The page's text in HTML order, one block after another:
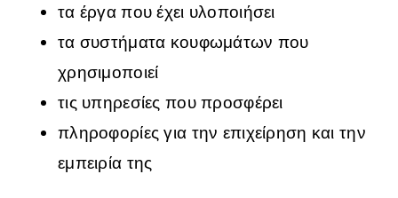
τα έργα που έχει υλοποιήσει
τα συστήματα κουφωμάτων που
χρησιμοποιεί
τις υπηρεσίες που προσφέρει
πληροφορίες για την επιχείρηση και την
εμπειρία της